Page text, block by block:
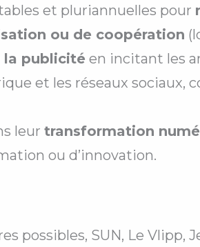
et pluriannuelles pour
ou de coopération
la publicité en incitant les
et les réseaux sociaux,
leur transformation
ou d’innovation.
possibles, SUN, Le Vlipp,